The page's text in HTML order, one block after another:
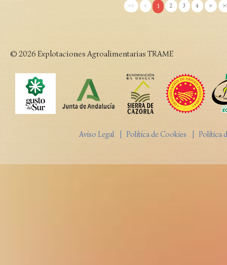
<< < 1 2 3 4 >
© 2026 Explotaciones Agroalimentarias TRAME
Aviso Legal | Política de Cookies | Política